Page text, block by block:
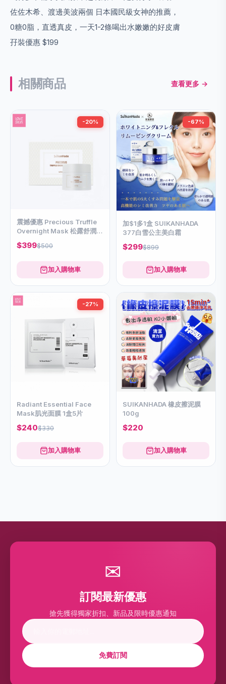
佐佐木希、渡邊美波兩個 日本國民級女神的推薦，
0糖0脂，直透真皮，一天1-2條喝出水嫩嫩的好皮膚
孖裝優惠 $199
相關商品 查看更多 →
-20%
震撼優惠 Precious Truffle
Overnight Mask 松露舒潤彈
嫩面膜 50ml
$399$500
加入購物車
-67%
加$1多1盒 SUIKANHADA
377白雪公主美白霜
$299$899
加入購物車
-27%
Radiant Essential Face
Mask肌光面膜 1盒5片
$240$330
加入購物車
SUIKANHADA 橡皮擦泥膜
100g
$220
加入購物車
✉
訂閱最新優惠
搶先獲得獨家折扣、新品及限時優惠通知
免費訂閱